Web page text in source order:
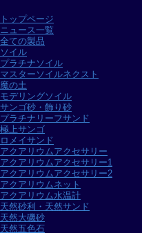
トップページ
ニュース一覧
全ての製品
ソイル
プラチナソイル
マスターソイルネクスト
魔の土
モデリングソイル
サンゴ砂・飾り砂
プラチナリーフサンド
極上サンゴ
ロメイサンド
アクアリウムアクセサリー
アクアリウムアクセサリー1
アクアリウムアクセサリー2
アクアリウムネット
アクアリウム水温計
天然砂利・天然サンド
天然大磯砂
天然五色石